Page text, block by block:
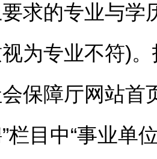
求的专业与学
为专业不符)。
保障厅网站首
”栏目中“事业单